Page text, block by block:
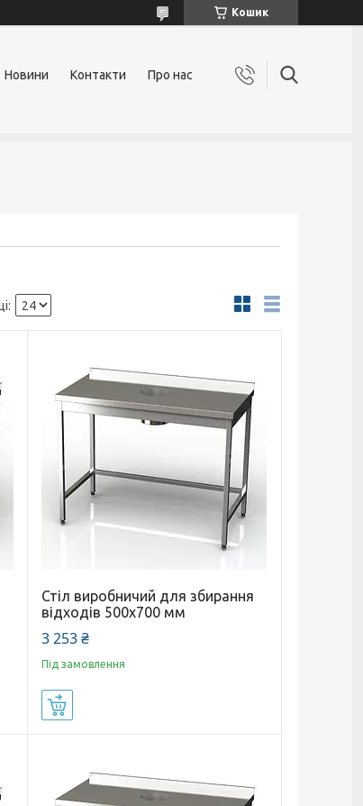
Кошик
Новини Контакти Про нас
Стіл виробничий для збирання
відходів 500x700 мм
3 253 ₴
Під замовлення